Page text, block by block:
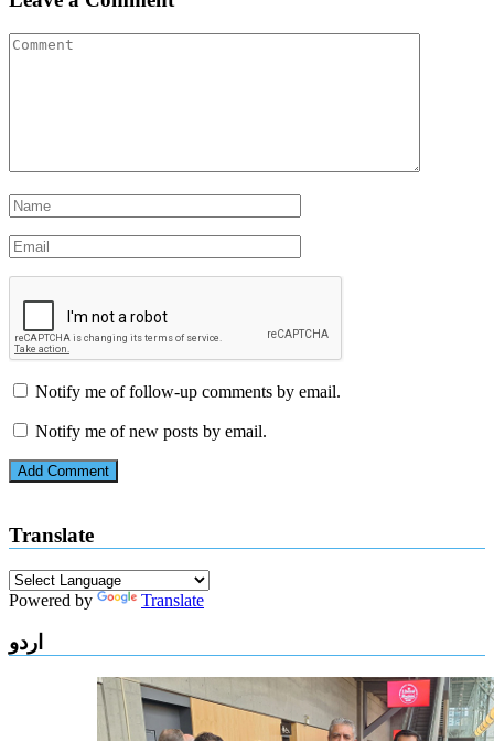
Notify me of follow-up comments by email.
Notify me of new posts by email.
Translate
Powered by Translate
اردو